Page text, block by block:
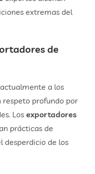
extremas del
de
a los
respeto profundo por
Losexportadores
prácticas de
desperdicio de los